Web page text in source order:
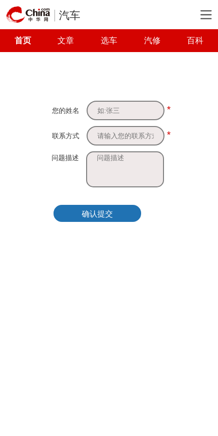
汽车
首页 文章 选车 汽修 百科
您的姓名 *
联系方式 *
问题描述
确认提交